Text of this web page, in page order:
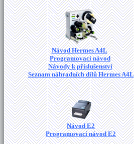
Návod Hermes A4L
Programovací návod
Návody k příslušenství
Seznam náhradních dílů Hermes A4L
Návod E2
Programovací návod E2